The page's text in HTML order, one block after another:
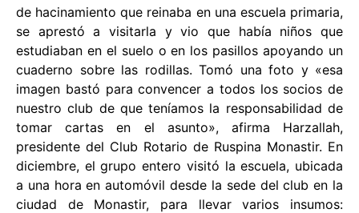
de hacinamiento que reinaba en una escuela primaria,
se aprestó a visitarla y vio que había niños que
estudiaban en el suelo o en los pasillos apoyando un
cuaderno sobre las rodillas. Tomó una foto y «esa
imagen bastó para convencer a todos los socios de
nuestro club de que teníamos la responsabilidad de
tomar cartas en el asunto», afirma Harzallah,
presidente del Club Rotario de Ruspina Monastir. En
diciembre, el grupo entero visitó la escuela, ubicada
a una hora en automóvil desde la sede del club en la
ciudad de Monastir, para llevar varios insumos: